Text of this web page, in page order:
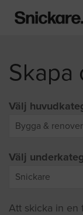
Skapa
Välj
Välj
Att skicka in en